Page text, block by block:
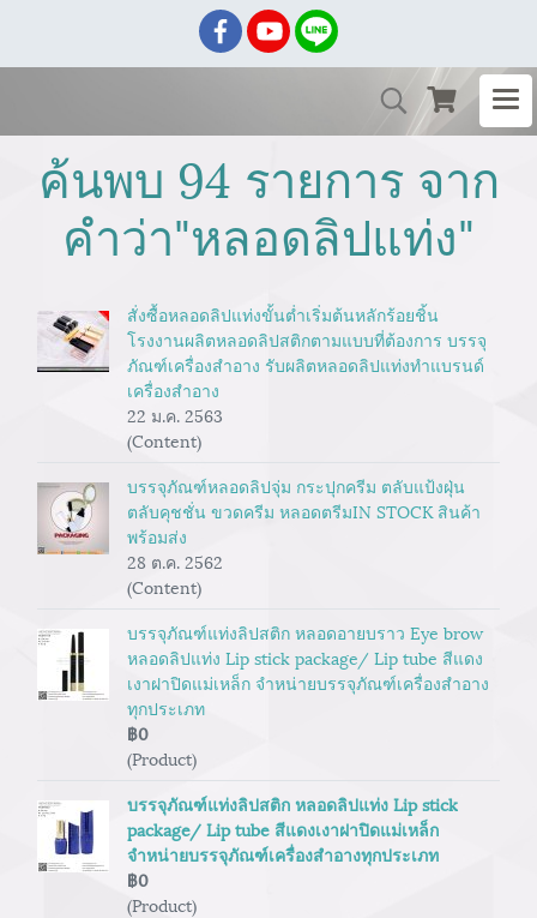
ค้นพบ 94 รายการ จาก
คำว่า"หลอดลิปแท่ง"
สั่งซื้อหลอดลิปแท่งขั้นต่ำเริ่มต้นหลักร้อยชิ้น
โรงงานผลิตหลอดลิปสติกตามแบบที่ต้องการ บรรจุ
ภัณฑ์เครื่องสำอาง รับผลิตหลอดลิปแท่งทำแบรนด์
เครื่องสำอาง
22 ม.ค. 2563
(Content)
บรรจุภัณฑ์หลอดลิปจุ่ม กระปุกครีม ตลับแป้งฝุ่น
ตลับคุชชั่น ขวดครีม หลอดตรีมIN STOCK สินค้า
พร้อมส่ง
28 ต.ค. 2562
(Content)
บรรจุภัณฑ์แท่งลิปสติก หลอดอายบราว Eye brow
หลอดลิปแท่ง Lip stick package/ Lip tube สีแดง
เงาฝาปิดแม่เหล็ก จำหน่ายบรรจุภัณฑ์เครื่องสำอาง
ทุกประเภท
฿0
(Product)
บรรจุภัณฑ์แท่งลิปสติก หลอดลิปแท่ง Lip stick
package/ Lip tube สีแดงเงาฝาปิดแม่เหล็ก
จำหน่ายบรรจุภัณฑ์เครื่องสำอางทุกประเภท
฿0
(Product)